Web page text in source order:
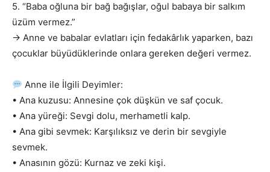
5. “Baba oğluna bir bağ bağışlar, oğul babaya bir salkım
üzüm vermez.”
→ Anne ve babalar evlatları için fedakârlık yaparken, bazı
çocuklar büyüdüklerinde onlara gereken değeri vermez.
Anne ile İlgili Deyimler:
• Ana kuzusu: Annesine çok düşkün ve saf çocuk.
• Ana yüreği: Sevgi dolu, merhametli kalp.
• Ana gibi sevmek: Karşılıksız ve derin bir sevgiyle
sevmek.
• Anasının gözü: Kurnaz ve zeki kişi.